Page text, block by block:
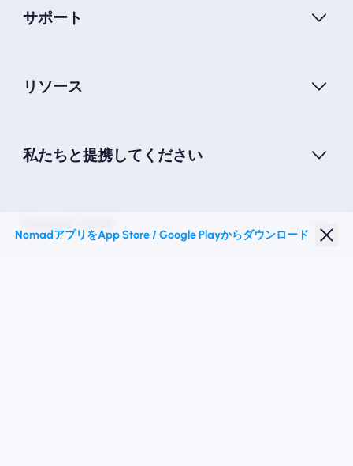
サポート
リソース
私たちと提携してください
NomadアプリをApp Store / Google Playからダウンロード